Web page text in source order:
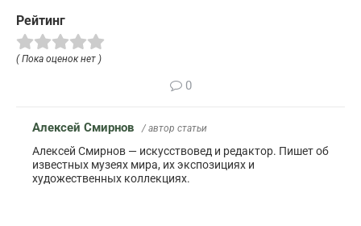
Рейтинг
( Пока оценок нет )
0
Алексей Смирнов / автор статьи
Алексей Смирнов — искусствовед и редактор. Пишет об
известных музеях мира, их экспозициях и
художественных коллекциях.